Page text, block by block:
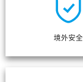
境外安全